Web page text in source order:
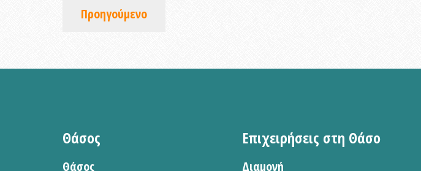
Προηγούμενο
Θάσος
Θάσος
Επιχειρήσεις στη Θάσο
Διαμονή